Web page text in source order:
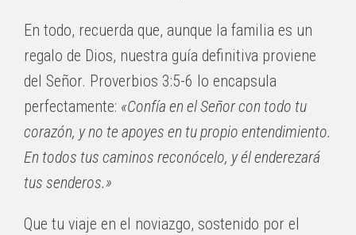
En todo, recuerda que, aunque la familia es un
regalo de Dios, nuestra guía definitiva proviene
del Señor. Proverbios 3:5-6 lo encapsula
perfectamente: «Confía en el Señor con todo tu
corazón, y no te apoyes en tu propio entendimiento.
En todos tus caminos reconócelo, y él enderezará
tus senderos.»
Que tu viaje en el noviazgo, sostenido por el